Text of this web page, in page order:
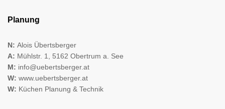
Planung
N: Alois Übertsberger
A: Mühlstr. 1, 5162 Obertrum a. See
M: info@uebertsberger.at
W: www.uebertsberger.at
W: Küchen Planung & Technik